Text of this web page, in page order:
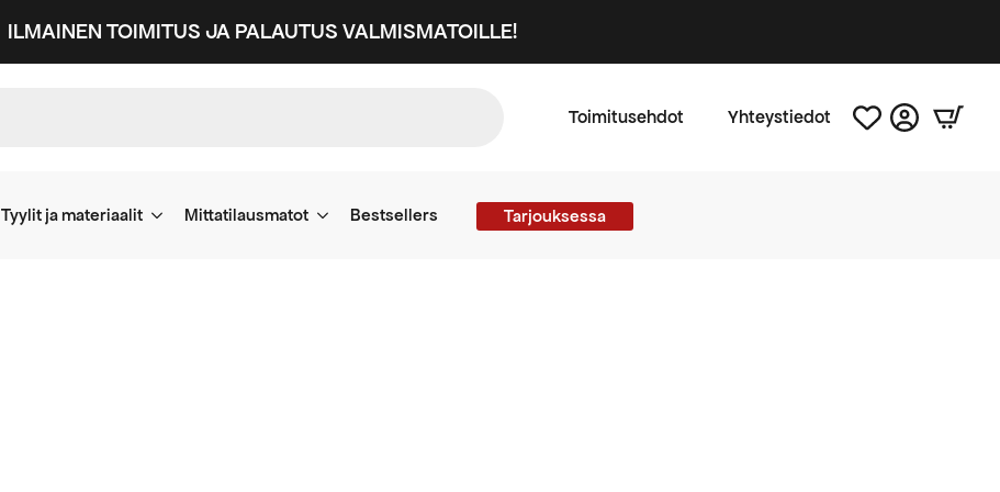
ILMAINEN TOIMITUS JA PALAUTUS VALMISMATOILLE!
Toimitusehdot Yhteystiedot
Tyylit ja materiaalit Mittatilausmatot Bestsellers Tarjouksessa